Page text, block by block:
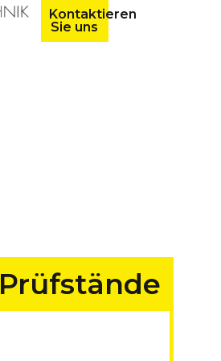
Kontaktieren
Sie uns
Prüfstände